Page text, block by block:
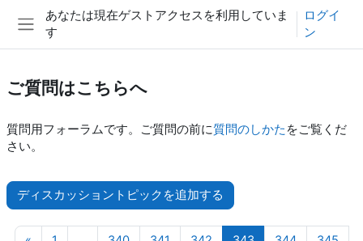
メインコンテンツへスキップする
サイドパネル
あなたは現在ゲストアクセスを利用していま
す
ログイ
ン
ご質問はこちらへ
質問用フォーラムです。ご質問の前に質問のしかた をご覧くだ
さい。
ディスカッショントピックを追加する